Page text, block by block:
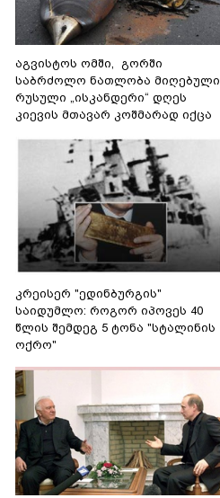
აგვისტოს ომში, გორში
საბრძოლო ნათლობა მიღებული
რუსული „ისკანდერი“ დღეს
კიევის მთავარ კოშმარად იქცა
კრეისერ "ედინბურგის"
საიდუმლო: როგორ იპოვეს 40
წლის შემდეგ 5 ტონა "სტალინის
ოქრო"